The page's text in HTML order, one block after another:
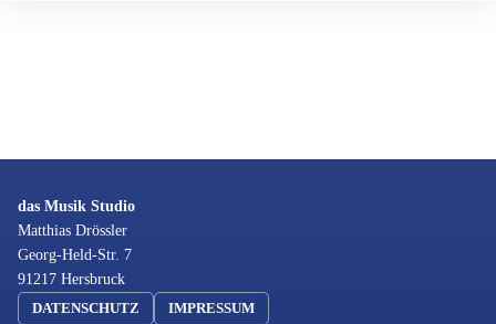
das Musik Studio
Matthias Drössler
Georg-Held-Str. 7
91217 Hersbruck
DATENSCHUTZ IMPRESSUM